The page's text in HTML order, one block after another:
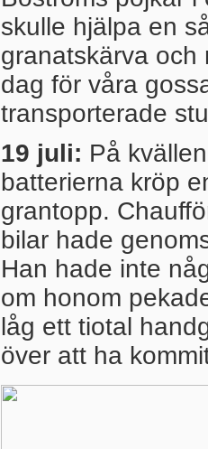
skulle hjälpa en
granatskärva och
dag för våra
transporterade
19 juli: På
batterierna kröp
grantopp.
bilar hade
Han hade inte
om honom
låg ett tiotal
över att ha